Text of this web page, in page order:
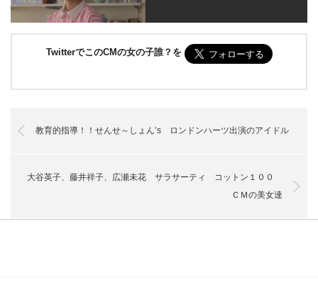
TwitterでこのCMの女の子誰？を
教育的指導！！せんせ～しょん’s ロンドンハーツ出演のアイドル
大谷英子、藤井祥子、広瀬未花 サラサーティ コットン１００
ＣＭの美女達